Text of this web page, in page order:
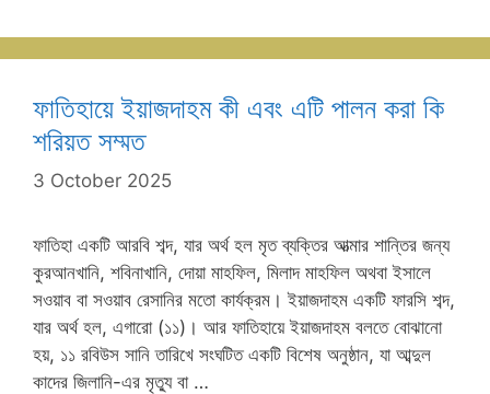
ফাতিহায়ে ইয়াজদাহম কী এবং এটি পালন করা কি
শরিয়ত সম্মত
3 October 2025
ফাতিহা একটি আরবি শব্দ, যার অর্থ হল মৃত ব্যক্তির আত্মার শান্তির জন্য
কুরআনখানি, শবিনাখানি, দোয়া মাহফিল, মিলাদ মাহফিল অথবা ইসালে
সওয়াব বা সওয়াব রেসানির মতো কার্যক্রম। ইয়াজদাহম একটি ফারসি শব্দ,
যার অর্থ হল, এগারো (১১)। আর ফাতিহায়ে ইয়াজদাহম বলতে বোঝানো
হয়, ১১ রবিউস সানি তারিখে সংঘটিত একটি বিশেষ অনুষ্ঠান, যা আব্দুল
কাদের জিলানি-এর মৃত্যু বা …